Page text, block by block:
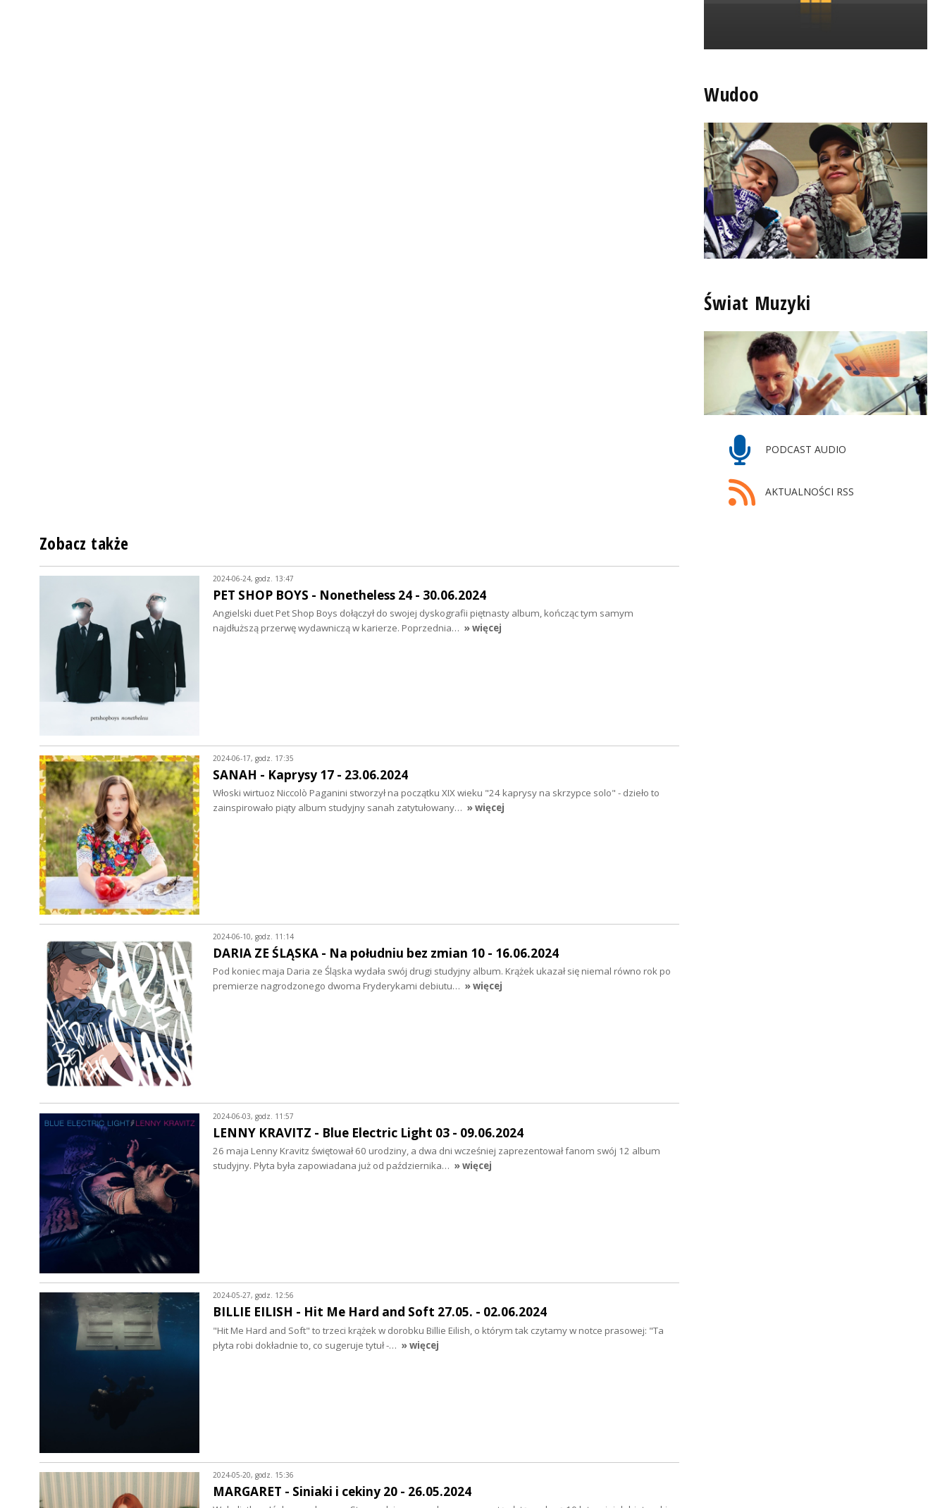
Wudoo
Świat Muzyki
PODCAST AUDIO
AKTUALNOŚCI RSS
Zobacz także
2024-06-24, godz. 13:47
PET SHOP BOYS - Nonetheless 24 - 30.06.2024
Angielski duet Pet Shop Boys dołączył do swojej dyskografii piętnasty album, kończąc tym samym
najdłuższą przerwę wydawniczą w karierze. Poprzednia… » więcej
2024-06-17, godz. 17:35
SANAH - Kaprysy 17 - 23.06.2024
Włoski wirtuoz Niccolò Paganini stworzył na początku XIX wieku "24 kaprysy na skrzypce solo" - dzieło to
zainspirowało piąty album studyjny sanah zatytułowany… » więcej
2024-06-10, godz. 11:14
DARIA ZE ŚLĄSKA - Na południu bez zmian 10 - 16.06.2024
Pod koniec maja Daria ze Śląska wydała swój drugi studyjny album. Krążek ukazał się niemal równo rok po
premierze nagrodzonego dwoma Fryderykami debiutu… » więcej
2024-06-03, godz. 11:57
LENNY KRAVITZ - Blue Electric Light 03 - 09.06.2024
26 maja Lenny Kravitz świętował 60 urodziny, a dwa dni wcześniej zaprezentował fanom swój 12 album
studyjny. Płyta była zapowiadana już od października… » więcej
2024-05-27, godz. 12:56
BILLIE EILISH - Hit Me Hard and Soft 27.05. - 02.06.2024
"Hit Me Hard and Soft" to trzeci krążek w dorobku Billie Eilish, o którym tak czytamy w notce prasowej: "Ta
płyta robi dokładnie to, co sugeruje tytuł -… » więcej
2024-05-20, godz. 15:36
MARGARET - Siniaki i cekiny 20 - 26.05.2024